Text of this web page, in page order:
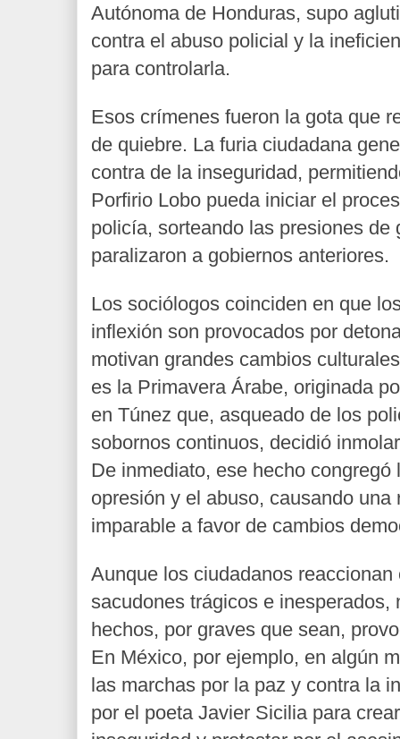
Autónoma de Honduras, supo
contra el abuso policial y la
para controlarla.
Esos crímenes fueron la gota que
de quiebre. La furia ciudadana
contra de la inseguridad,
Porfirio Lobo pueda iniciar el
policía, sorteando las presiones de
paralizaron a gobiernos anteriores.
Los sociólogos coinciden en que
inflexión son provocados por
motivan grandes cambios
es la Primavera Árabe, originada
en Túnez que, asqueado de los
sobornos continuos, decidió
De inmediato, ese hecho
opresión y el abuso, causando una
imparable a favor de cambios
Aunque los ciudadanos reaccionan
sacudones trágicos e inesperados,
hechos, por graves que sean,
En México, por ejemplo, en algún
las marchas por la paz y contra la
por el poeta Javier Sicilia para